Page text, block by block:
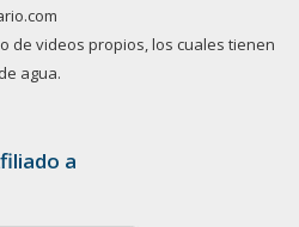
de videos propios, los cuales tienen
agua.
a